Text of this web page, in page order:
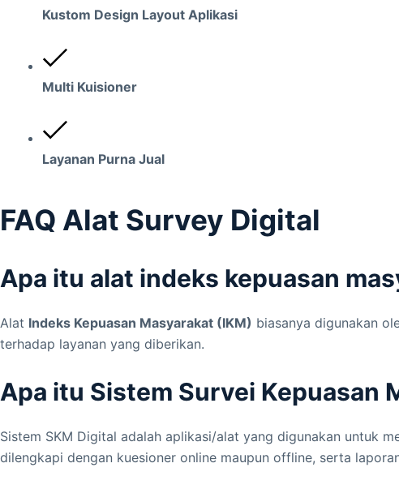
Kustom Design Layout Aplikasi
Multi Kuisioner
Layanan Purna Jual
FAQ Alat Survey Digital
Apa itu alat indeks kepuasan
Alat Indeks Kepuasan Masyarakat (IKM) biasanya digunakan
terhadap layanan yang diberikan.
Apa itu Sistem Survei Kepuasan
Sistem SKM Digital adalah aplikasi/alat yang digunakan untuk
dilengkapi dengan kuesioner online maupun offline, serta